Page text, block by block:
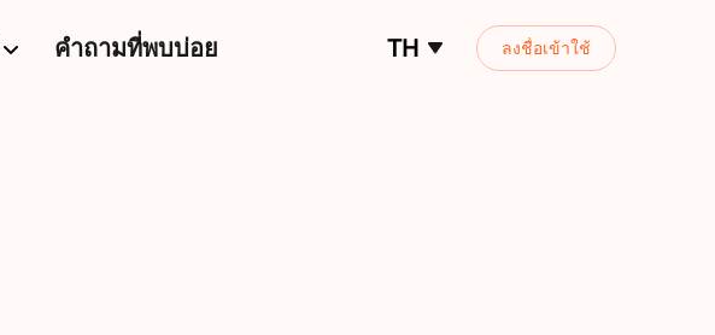
TH ลงชื่อเข้าใช้
คำถามที่พบบ่อย